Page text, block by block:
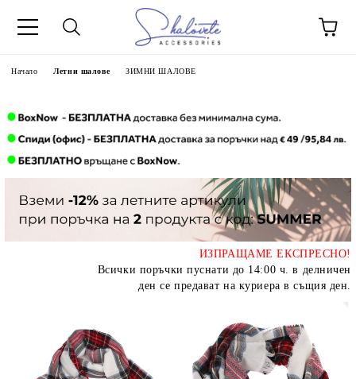
Начало Летни шалове ЗИМНИ ШАЛОВЕ
ИЗПРАЩАМЕ ЕКСПРЕСНО!
Всички поръчки пуснати до 14:00 ч. в делничен
ден се предават на куриера в същия ден.